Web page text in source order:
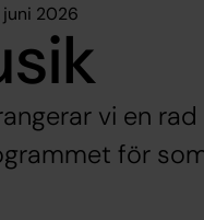
2026
vi en
för